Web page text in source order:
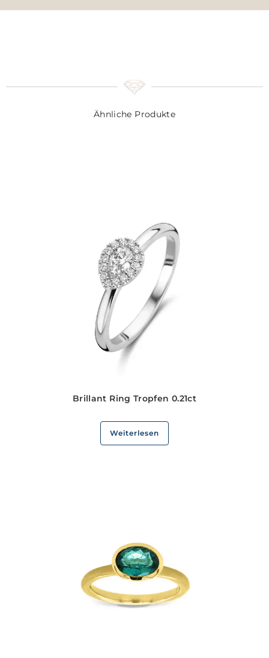
Ähnliche Produkte
Brillant Ring Tropfen 0.21ct
Weiterlesen